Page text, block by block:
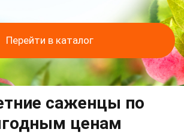
Перейти в каталог
саженцы по
ценам